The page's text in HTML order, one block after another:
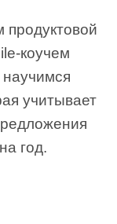
продуктовой
коучем
учитывает
год.